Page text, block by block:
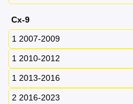
Cx-9
1 2007-2009
1 2010-2012
1 2013-2016
2 2016-2023